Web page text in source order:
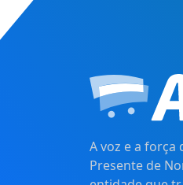
A voz e a
Presente de